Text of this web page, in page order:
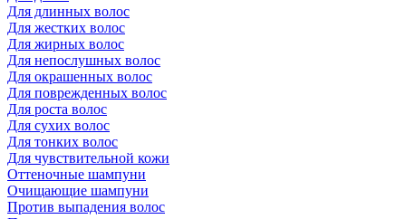
Для длинных волос
Для жестких волос
Для жирных волос
Для непослушных волос
Для окрашенных волос
Для поврежденных волос
Для роста волос
Для сухих волос
Для тонких волос
Для чувствительной кожи
Оттеночные шампуни
Очищающие шампуни
Против выпадения волос